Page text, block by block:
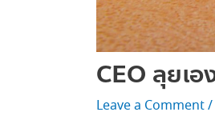
CEO ลุยเ
Leave a Comment/